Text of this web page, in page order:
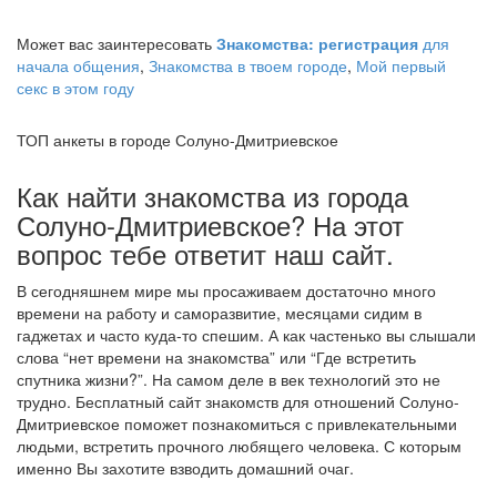
Может вас заинтересовать Знакомства: регистрация для
начала общения, Знакомства в твоем городе, Мой первый
секс в этом году
ТОП анкеты в городе Солуно-Дмитриевское
Как найти знакомства из города
Солуно-Дмитриевское? На этот
вопрос тебе ответит наш сайт.
В сегодняшнем мире мы просаживаем достаточно много
времени на работу и саморазвитие, месяцами сидим в
гаджетах и часто куда-то спешим. А как частенько вы слышали
слова “нет времени на знакомства” или “Где встретить
спутника жизни?”. На самом деле в век технологий это не
трудно. Бесплатный сайт знакомств для отношений Солуно-
Дмитриевское поможет познакомиться с привлекательными
людьми, встретить прочного любящего человека. С которым
именно Вы захотите взводить домашний очаг.